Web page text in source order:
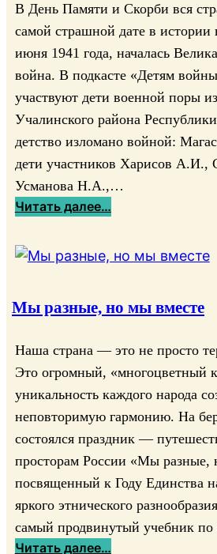
о
,
7
и
ю
л
0
2
6
2
0
0
О
Т
Е
К
А
,
З
Е
Й
М
Е
Ь
,
М
Г
И
Р
Ы
.
Ч
з
о
в
е
т
!
В День Памяти и Скорби вся
самой страшной дате в
июня 1941 года, началась
война. В подкасте «Детям
участвуют дети военной поры
Учалинского района
детство изломано войной:
дети участников Харисов А.И.,
Усманова Н.А.,…
Читать далее…:
д
к
а
н
и
с
а
.
Д
е
Мы разные, но мы вместе
Наша страна — это не просто
Это огромный, «многоцветный
уникальность каждого народа
неповторимую гармонию. На
состоялся праздник —
просторам России «Мы разные,
посвященный к Году Единства
яркого этнического
самый продвинутый учебник
Читать далее…